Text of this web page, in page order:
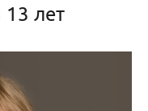
13 лет